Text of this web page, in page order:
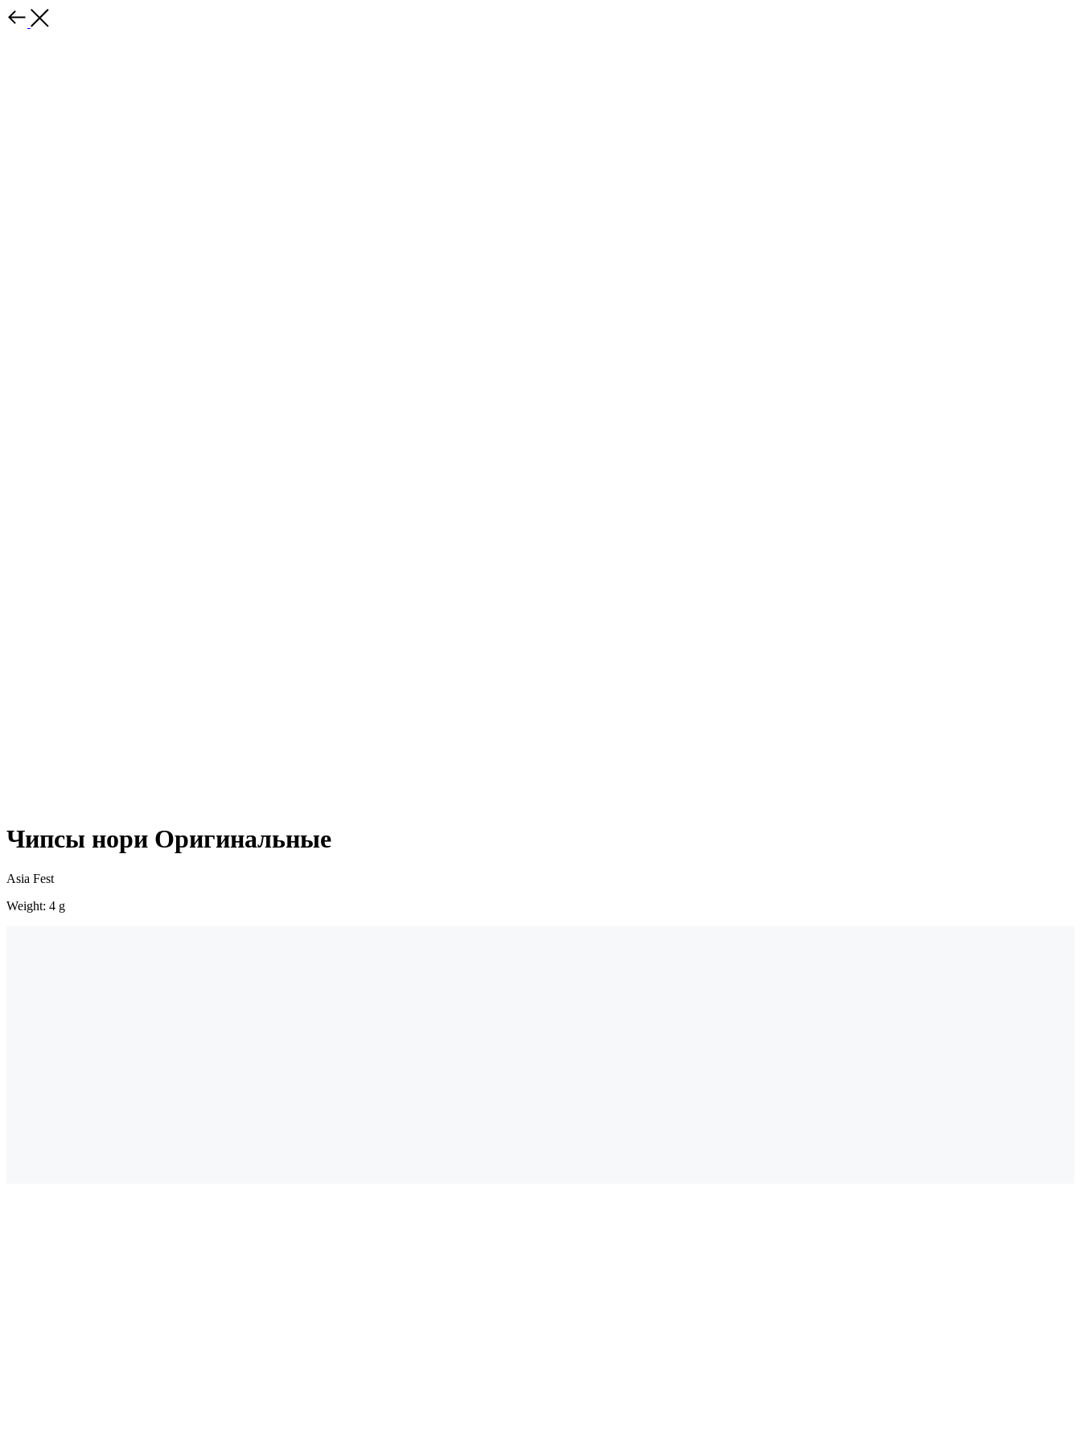
Чипсы нори Оригинальные
Asia Fest
Weight: 4 g